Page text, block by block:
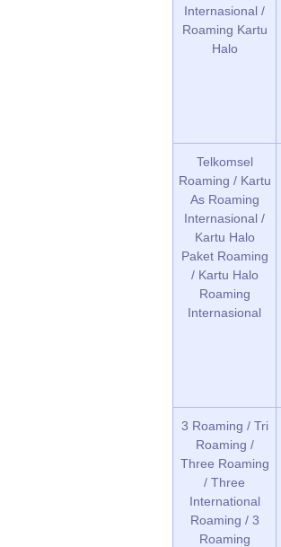
Internasional /
Roaming Kartu
Halo
Telkomsel
Roaming / Kartu
As Roaming
Internasional /
Kartu Halo
Paket Roaming
/ Kartu Halo
Roaming
Internasional
3 Roaming / Tri
Roaming /
Three Roaming
/ Three
International
Roaming / 3
Roaming